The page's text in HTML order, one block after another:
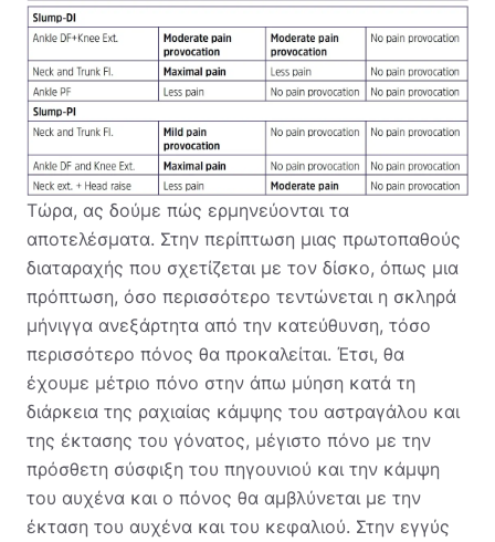
Τώρα, ας δούμε πώς ερμηνεύονται τα
αποτελέσματα. Στην περίπτωση μιας πρωτοπαθούς
διαταραχής που σχετίζεται με τον δίσκο, όπως μια
πρόπτωση, όσο περισσότερο τεντώνεται η σκληρά
μήνιγγα ανεξάρτητα από την κατεύθυνση, τόσο
περισσότερο πόνος θα προκαλείται. Έτσι, θα
έχουμε μέτριο πόνο στην άπω μύηση κατά τη
διάρκεια της ραχιαίας κάμψης του αστραγάλου και
της έκτασης του γόνατος, μέγιστο πόνο με την
πρόσθετη σύσφιξη του πηγουνιού και την κάμψη
του αυχένα και ο πόνος θα αμβλύνεται με την
έκταση του αυχένα και του κεφαλιού. Στην εγγύς